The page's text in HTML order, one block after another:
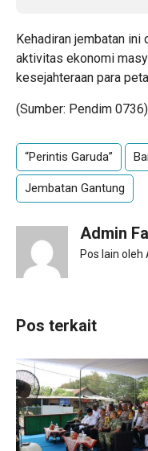
Kehadiran jembatan ini
aktivitas ekonomi
kesejahteraan para
(Sumber: Pendim 0736)
“Perintis Garuda”
Jembatan Gantung
Admin
Pos lain
Pos terkait